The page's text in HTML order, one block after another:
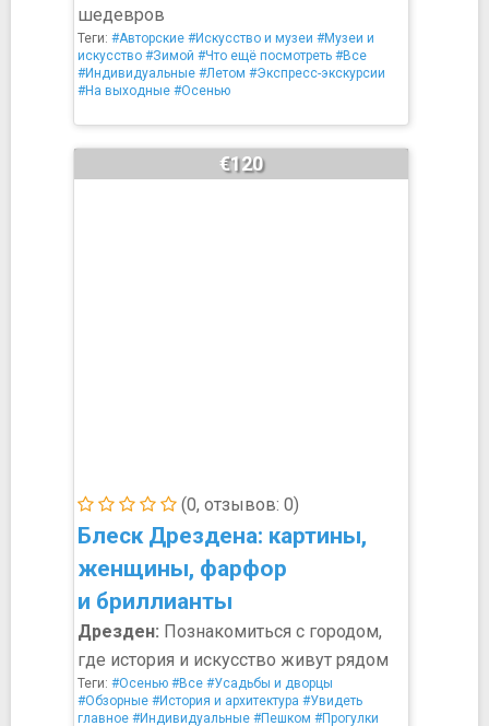
шедевров
Теги: #Авторские #Искусство и музеи #Музеи и
искусство #Зимой #Что ещё посмотреть #Все
#Индивидуальные #Летом #Экспресс-экскурсии
#На выходные #Осенью
(0, отзывов: 0)
Блеск Дрездена: картины,
женщины, фарфор
и бриллианты
€120
Дрезден: Познакомиться с городом,
где история и искусство живут рядом
Теги: #Осенью #Все #Усадьбы и дворцы
#Обзорные #История и архитектура #Увидеть
главное #Индивидуальные #Пешком #Прогулки